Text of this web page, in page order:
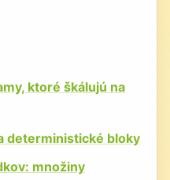
ktoré škálujú na
deterministické bloky
množiny